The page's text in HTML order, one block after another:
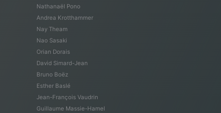
Nathanaël Pono
Andrea Krotthammer
Nay Theam
Nao Sasaki
Orian Dorais
David Simard-Jean
Bruno Boëz
Esther Baslé
Jean-François Vaudrin
Guillaume Massie-Hamel